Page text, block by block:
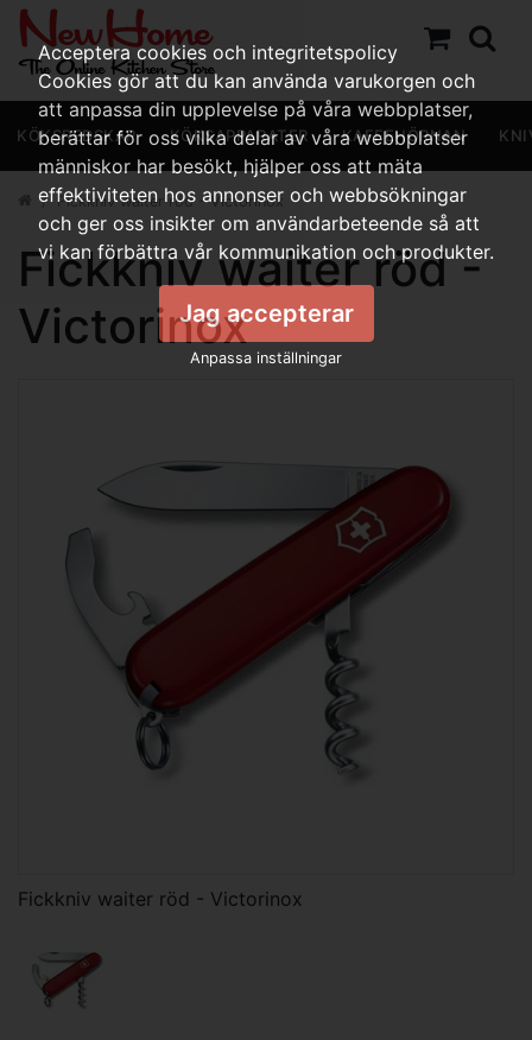
KÖKSREDSKAP KÖKSAPPARATER KAFFEHÖRNAN
Fickkniv waiter röd - Victorinox
Fickkniv waiter röd -
Victorinox
Fickkniv waiter röd - Victorinox
Acceptera cookies och integritetspolicy
Cookies gör att du kan använda varukorgen och
att anpassa din upplevelse på våra webbplatser,
berättar för oss vilka delar av våra webbplatser
människor har besökt, hjälper oss att mäta
effektiviteten hos annonser och webbsökningar
och ger oss insikter om användarbeteende så att
vi kan förbättra vår kommunikation och produkter.
Jag accepterar
Anpassa inställningar